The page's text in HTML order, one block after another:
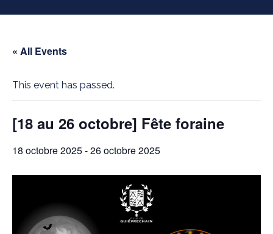
« All Events
This event has passed.
[18 au 26 octobre] Fête foraine
18 octobre 2025-26 octobre 2025